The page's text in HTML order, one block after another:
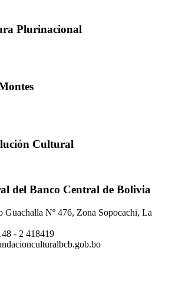
Plurinacional
Cultural
del Banco Central de Bolivia
Guachalla Nº 476, Zona Sopocachi, La
- 2 418419